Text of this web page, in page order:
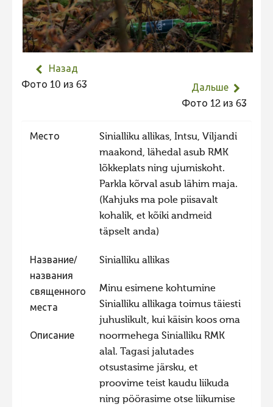
Не учитываются 2023
Видео 2023
Фотоконкурс 2022
Не учитываются 2022
Видео 2021
Фотоконкурс 2019
Фотоконкурс 2018
Фотоконкурс 2015
Фотоконкурс 2014
Фотоконкурс 2013
Фотоконкурс 2012
Фотоконкурс 2010
Назад
Фото 10 из 63
Дальше
Фото 12 из 63
Место
Sinialliku allikas, Intsu, Viljandi
maakond, lähedal asub RMK
lõkkeplats ning ujumiskoht.
Parkla kõrval asub lähim maja.
(Kahjuks ma pole piisavalt
kohalik, et kõiki andmeid
täpselt anda)
Название/
названия
священного
места
Sinialliku allikas
Описание
Minu esimene kohtumine
Sinialliku allikaga toimus täiesti
juhuslikult, kui käisin koos oma
noormehega Sinialliku RMK
alal. Tagasi jalutades
otsustasime järsku, et
proovime teist kaudu liikuda
ning pöörasime otse liikumise